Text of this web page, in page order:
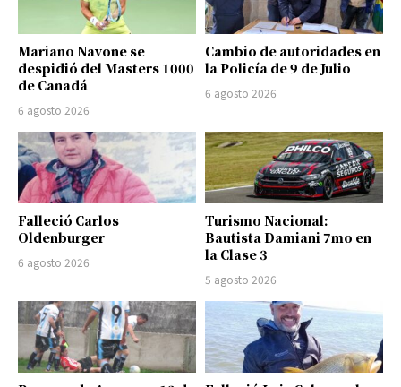
Mariano Navone se
despidió del Masters 1000
de Canadá
6 agosto 2026
Cambio de autoridades en
la Policía de 9 de Julio
6 agosto 2026
Falleció Carlos
Oldenburger
6 agosto 2026
Turismo Nacional:
Bautista Damiani 7mo en
la Clase 3
5 agosto 2026